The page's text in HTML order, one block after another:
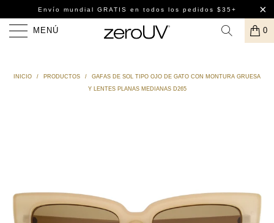
Envío mundial GRATIS en todos los pedidos $35+
MENÚ 0
INICIO / PRODUCTOS /
GAFAS DE SOL TIPO OJO DE GATO CON MONTURA GRUESA
Y LENTES PLANAS MEDIANAS D265